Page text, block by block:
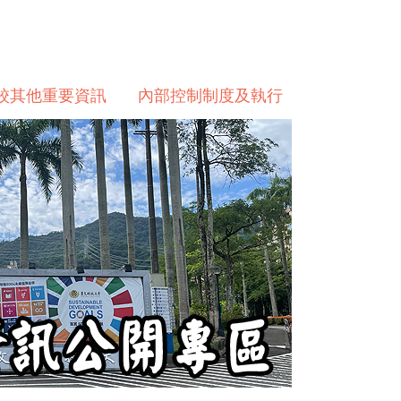
其他重要資訊 內部控制制度及執行